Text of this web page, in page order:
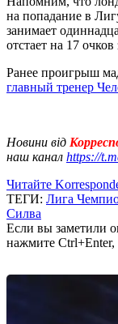
на попадание в
занимает
отстает на 17
Ранее проигрыш
главный тренер
Новини від
наш канал https://
Читайте
ТЕГИ: Лига
Силва
Если вы заметили
нажмите Ctrl+Enter,